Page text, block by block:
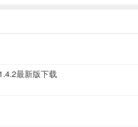
最新版下载